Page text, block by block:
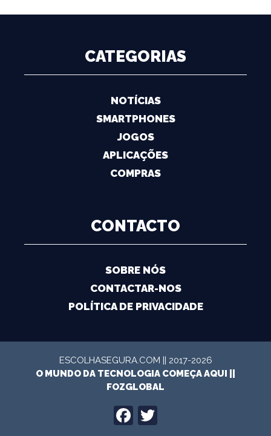
CATEGORIAS
NOTÍCIAS
SMARTPHONES
JOGOS
APLICAÇÕES
COMPRAS
CONTACTO
SOBRE NÓS
CONTACTAR-NOS
POLÍTICA DE PRIVACIDADE
ESCOLHASEGURA.COM || 2017-2026
O MUNDO DA TECNOLOGIA COMEÇA AQUI ||
FOZGLOBAL
FACEBOOK